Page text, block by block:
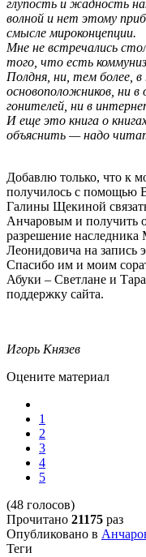
глупость и жадность
волной и нет этому
смысле мироконцепции.
Мне не встречались
того, что есть
Полдня, ни, тем более, в
основоположников, ни в
гонителей, ни в
И еще это книга о
объяснить — надо
Добавлю только, что к
получилось с помощью
Галины Щекиной
Анчаровым и получить
разрешение наследника
Леонидовича на запись
Спасибо им и моим
Абуки – Светлане и
поддержку сайта.
Игорь Князев
Оцените материал
1
2
3
4
5
(48 голосов)
Прочитано 21175 раз
Опубликовано в
Теги